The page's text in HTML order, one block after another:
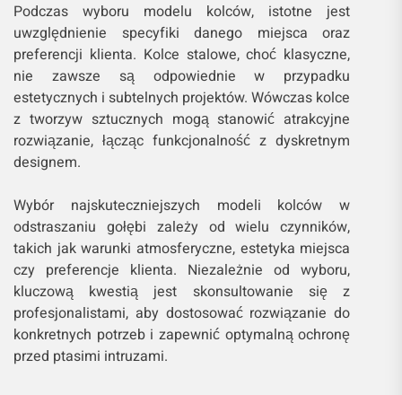
Podczas wyboru modelu kolców, istotne jest
uwzględnienie specyfiki danego miejsca oraz
preferencji klienta. Kolce stalowe, choć klasyczne,
nie zawsze są odpowiednie w przypadku
estetycznych i subtelnych projektów. Wówczas kolce
z tworzyw sztucznych mogą stanowić atrakcyjne
rozwiązanie, łącząc funkcjonalność z dyskretnym
designem.
Wybór najskuteczniejszych modeli kolców w
odstraszaniu gołębi zależy od wielu czynników,
takich jak warunki atmosferyczne, estetyka miejsca
czy preferencje klienta. Niezależnie od wyboru,
kluczową kwestią jest skonsultowanie się z
profesjonalistami, aby dostosować rozwiązanie do
konkretnych potrzeb i zapewnić optymalną ochronę
przed ptasimi intruzami.